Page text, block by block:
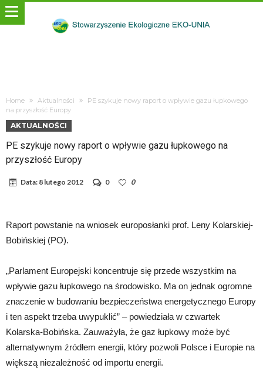
Home Aktualności
PE szykuje nowy raport o wpływie gazu łupkowego
na przyszłość Europy
AKTUALNOŚCI
PE szykuje nowy raport o wpływie gazu łupkowego na
przyszłość Europy
Data: 8 lutego 2012 0 0
Raport powstanie na wniosek europosłanki prof. Leny Kolarskiej-
Bobińskiej (PO).
„Parlament Europejski koncentruje się przede wszystkim na
wpływie gazu łupkowego na środowisko. Ma on jednak ogromne
znaczenie w budowaniu bezpieczeństwa energetycznego Europy
i ten aspekt trzeba uwypuklić” – powiedziała w czwartek
Kolarska-Bobińska. Zauważyła, że gaz łupkowy może być
alternatywnym źródłem energii, który pozwoli Polsce i Europie na
większą niezależność od importu energii.